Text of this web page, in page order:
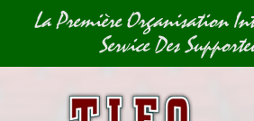
Image 01La Première Organisation
Service Des